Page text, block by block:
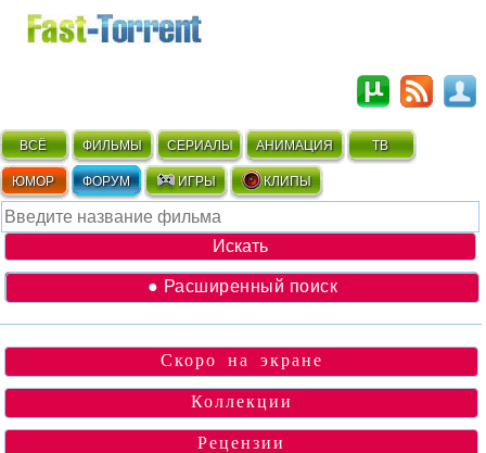
ВСЁ ФИЛЬМЫ СЕРИАЛЫ АНИМАЦИЯ ТВ
ЮМОР ФОРУМ ИГРЫ КЛИПЫ
● Расширенный поиск
Скоро на экране
Коллекции
Рецензии